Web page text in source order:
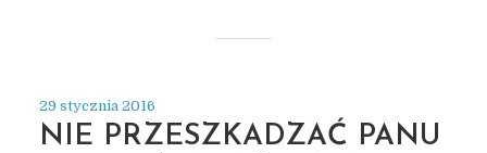
29 stycznia 2016
NIE PRZESZKADZAĆ PANU